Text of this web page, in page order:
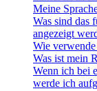
Meine
Was sind das
angezeigt
Wie
Was ist mein
Wenn ich bei
werde ich